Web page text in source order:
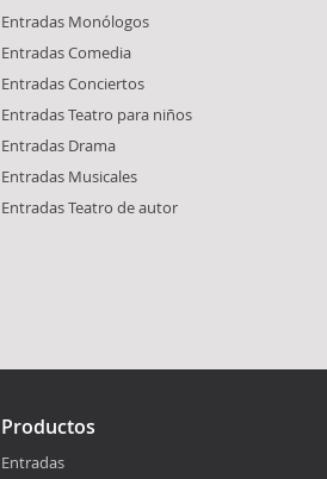
Entradas Monólogos
Entradas Comedia
Entradas Conciertos
Entradas Teatro para niños
Entradas Drama
Entradas Musicales
Entradas Teatro de autor
Productos
Entradas